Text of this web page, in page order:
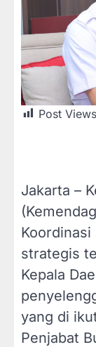
Post
Jakarta –
strategis
Kepala
yang di
Penjabat